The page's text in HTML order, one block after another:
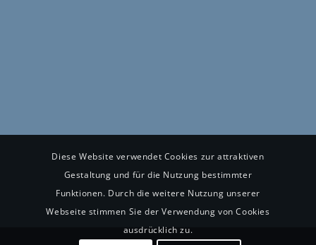
Diese Website verwendet Cookies zur attraktiven
Gestaltung und für die Nutzung bestimmter
Funktionen. Durch die weitere Nutzung unserer
Webseite stimmen Sie der Verwendung von Cookies
ausdrücklich zu.